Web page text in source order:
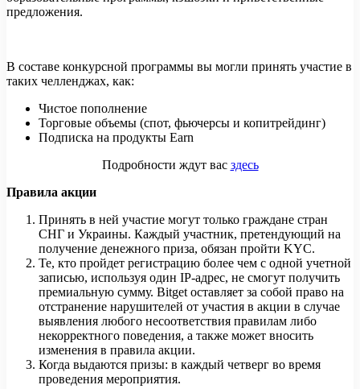
предложения.
В составе конкурсной программы вы могли принять участие в
таких челленджах, как:
Чистое пополнение
Торговые объемы (спот, фьючерсы и копитрейдинг)
Подписка на продукты Earn
Подробности ждут вас здесь
Правила акции
Принять в ней участие могут только граждане стран
СНГ и Украины. Каждый участник, претендующий на
получение денежного приза, обязан пройти KYC.
Те, кто пройдет регистрацию более чем с одной учетной
записью, используя один IP-адрес, не смогут получить
премиальную сумму. Bitget оставляет за собой право на
отстранение нарушителей от участия в акции в случае
выявления любого несоответствия правилам либо
некорректного поведения, а также может вносить
изменения в правила акции.
Когда выдаются призы: в каждый четверг во время
проведения мероприятия.